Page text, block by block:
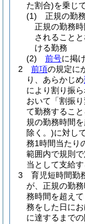
た割合)を乗じ
(1)
正規の勤
正規の勤務
されることと
ける勤務
(2)
前号に掲
2
前項の規定に
り、あらかじめ
により割り振
おいて「割振
て勤務するこ
規の勤務時間
除く。)に対し
務1時間当たり
範囲内で規則
当として支給す
3
育児短時間勤
が、正規の勤
務時間を超え
務をした日に
に達するまで